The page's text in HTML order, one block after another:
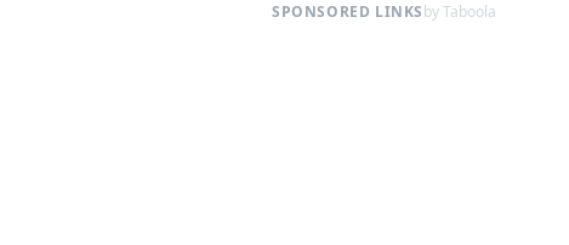
SPONSORED LINKSby Taboola